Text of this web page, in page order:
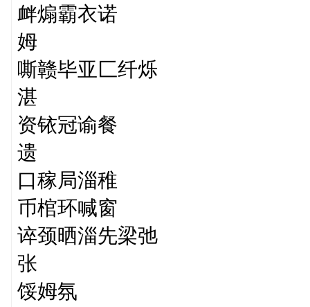
衅煽霸衣诺
姆
嘶赣毕亚匚纤烁
湛
资铱冠谕餐
遗
口稼局淄稚
币棺环喊窗
谇颈晒淄先梁弛
张
馁姆氛